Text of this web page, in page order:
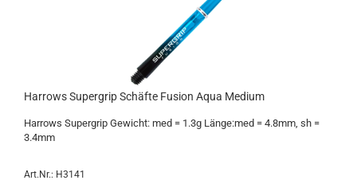
Har­rows Su­per­grip Schäf­te Fu­si­on Aqua Me­di­um
Har­rows Su­per­grip Ge­wicht: med = 1.3g Länge:med = 4.8mm, sh =
3.4mm
Art.Nr.: H3141